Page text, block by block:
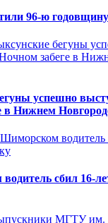
96-ю
успешно
в Нижнем
сбил 16-